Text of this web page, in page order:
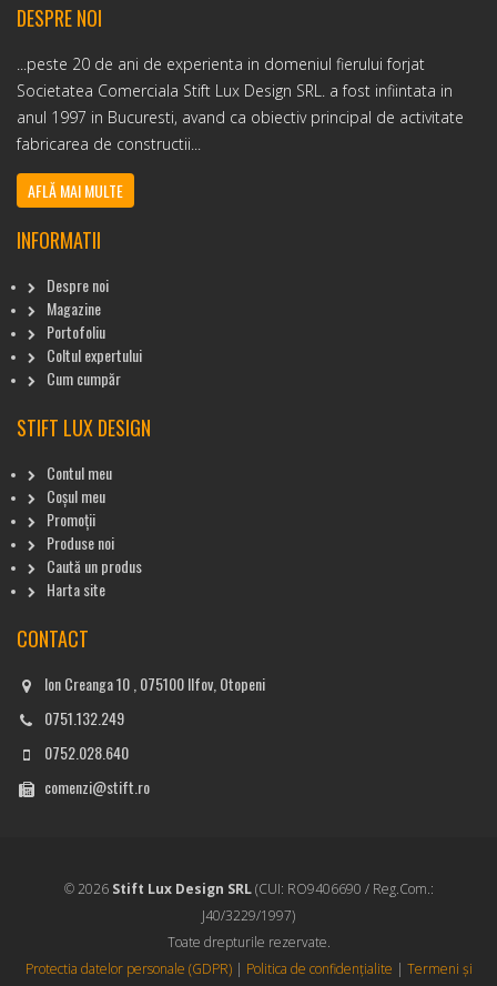
DESPRE NOI
...peste 20 de ani de experienta in domeniul fierului forjat
Societatea Comerciala Stift Lux Design SRL. a fost infiintata in
anul 1997 in Bucuresti, avand ca obiectiv principal de activitate
fabricarea de constructii...
AFLĂ MAI MULTE
INFORMATII
Despre noi
Magazine
Portofoliu
Coltul expertului
Cum cumpăr
STIFT LUX DESIGN
Contul meu
Coșul meu
Promoții
Produse noi
Caută un produs
Harta site
CONTACT
Ion Creanga 10 , 075100 Ilfov, Otopeni
0751.132.249
0752.028.640
comenzi@stift.ro
© 2026 Stift Lux Design SRL(CUI: RO9406690 / Reg.Com.:
J40/3229/1997)
Toate drepturile rezervate.
Protectia datelor personale (GDPR)| Politica de confidențialite | Termeni și